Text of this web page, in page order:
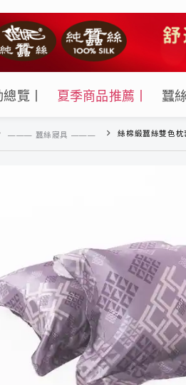
覽丨 夏季商品推薦丨 蠶
——— 蠶絲寢具 ——— 絲棉緞蠶絲雙色枕套-